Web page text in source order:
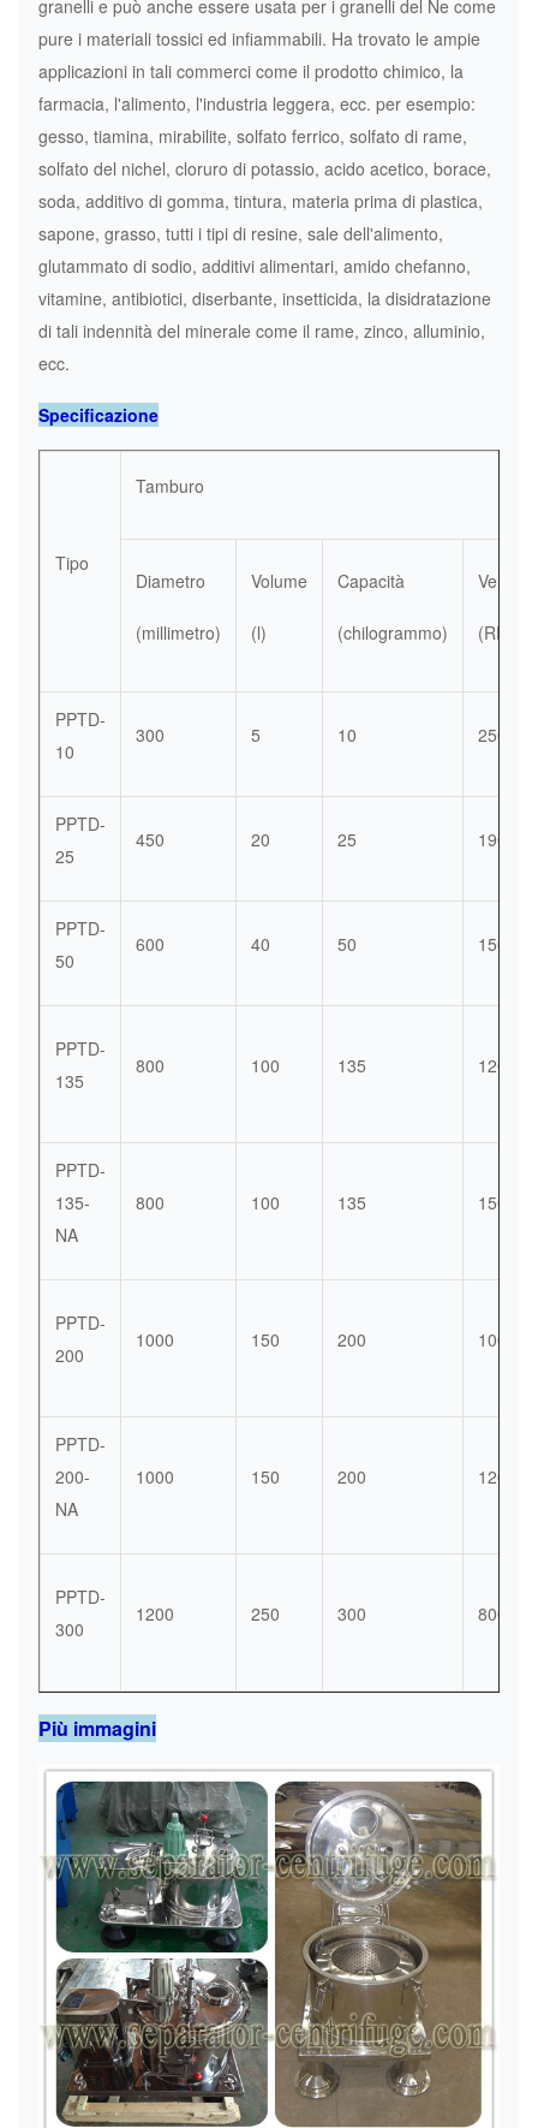
granelli e può anche essere usata per i granelli del Ne come
pure i materiali tossici ed infiammabili. Ha trovato le ampie
applicazioni in tali commerci come il prodotto chimico, la
farmacia, l'alimento, l'industria leggera, ecc. per esempio:
gesso, tiamina, mirabilite, solfato ferrico, solfato di rame,
solfato del nichel, cloruro di potassio, acido acetico, borace,
soda, additivo di gomma, tintura, materia prima di plastica,
sapone, grasso, tutti i tipi di resine, sale dell'alimento,
glutammato di sodio, additivi alimentari, amido chefanno,
vitamine, antibiotici, diserbante, insetticida, la disidratazione
di tali indennità del minerale come il rame, zinco, alluminio,
ecc.
Specificazione
Tipo
Tamburo
Diametro
(millimetro)
Volume
(l)
Capacità
(chilogrammo)
Velocità
(RPM)
PPTD-
10
300 5 10 2500
PPTD-
25
450 20 25 1900
PPTD-
50
600 40 50 1500
PPTD-
135
800 100 135 1200
PPTD-
135-
NA
800 100 135 1500
PPTD-
200
1000 150 200 1000
PPTD-
200-
NA
1000 150 200 1200
PPTD-
300
1200 250 300 800
Più immagini